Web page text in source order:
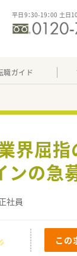
平日9：30-19：00 土日
職ガイド
界屈
の急
社員
この